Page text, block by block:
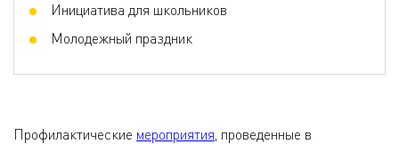
Инициатива для школьников
Молодежный праздник
Профилактические мероприятия, проведенные в